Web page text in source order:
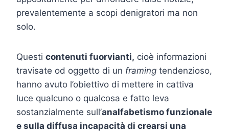
prevalentemente a scopi denigratori ma non
solo.
Questi contenuti fuorvianti, cioè informazioni
travisate od oggetto di un framing tendenzioso,
hanno avuto l’obiettivo di mettere in cattiva
luce qualcuno o qualcosa e fatto leva
sostanzialmente sull’analfabetismo funzionale
e sulla diffusa incapacità di crearsi una